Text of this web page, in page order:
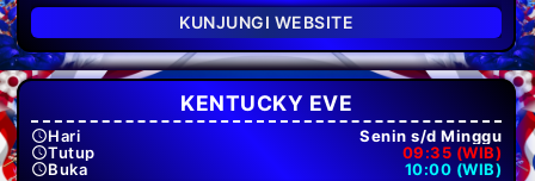
KUNJUNGI WEBSITE
KENTUCKY EVE
Hari
Senin s/d Minggu
Tutup
09:35 (WIB)
Buka
10:00 (WIB)